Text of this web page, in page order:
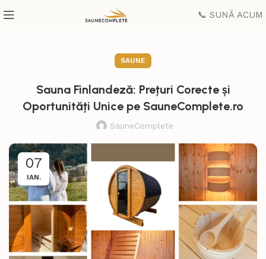
📞 SUNĂ ACUM
SAUNE
Sauna Finlandeză: Prețuri Corecte și
Oportunități Unice pe SauneComplete.ro
SauneComplete
07
IAN.